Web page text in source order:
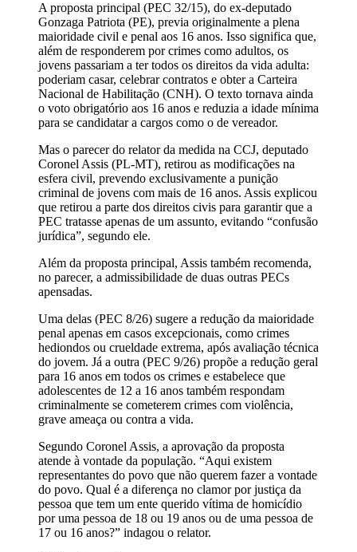
A proposta principal (PEC 32/15), do ex-deputado
Gonzaga Patriota (PE), previa originalmente a plena
maioridade civil e penal aos 16 anos. Isso significa que,
além de responderem por crimes como adultos, os
jovens passariam a ter todos os direitos da vida adulta:
poderiam casar, celebrar contratos e obter a Carteira
Nacional de Habilitação (CNH). O texto tornava ainda
o voto obrigatório aos 16 anos e reduzia a idade mínima
para se candidatar a cargos como o de vereador.
Mas o parecer do relator da medida na CCJ, deputado
Coronel Assis (PL-MT), retirou as modificações na
esfera civil, prevendo exclusivamente a punição
criminal de jovens com mais de 16 anos. Assis explicou
que retirou a parte dos direitos civis para garantir que a
PEC tratasse apenas de um assunto, evitando “confusão
jurídica”, segundo ele.
Além da proposta principal, Assis também recomenda,
no parecer, a admissibilidade de duas outras PECs
apensadas.
Uma delas (PEC 8/26) sugere a redução da maioridade
penal apenas em casos excepcionais, como crimes
hediondos ou crueldade extrema, após avaliação técnica
do jovem. Já a outra (PEC 9/26) propõe a redução geral
para 16 anos em todos os crimes e estabelece que
adolescentes de 12 a 16 anos também respondam
criminalmente se cometerem crimes com violência,
grave ameaça ou contra a vida.
Segundo Coronel Assis, a aprovação da proposta
atende à vontade da população. “Aqui existem
representantes do povo que não querem fazer a vontade
do povo. Qual é a diferença no clamor por justiça da
pessoa que tem um ente querido vítima de homicídio
por uma pessoa de 18 ou 19 anos ou de uma pessoa de
17 ou 16 anos?” indagou o relator.